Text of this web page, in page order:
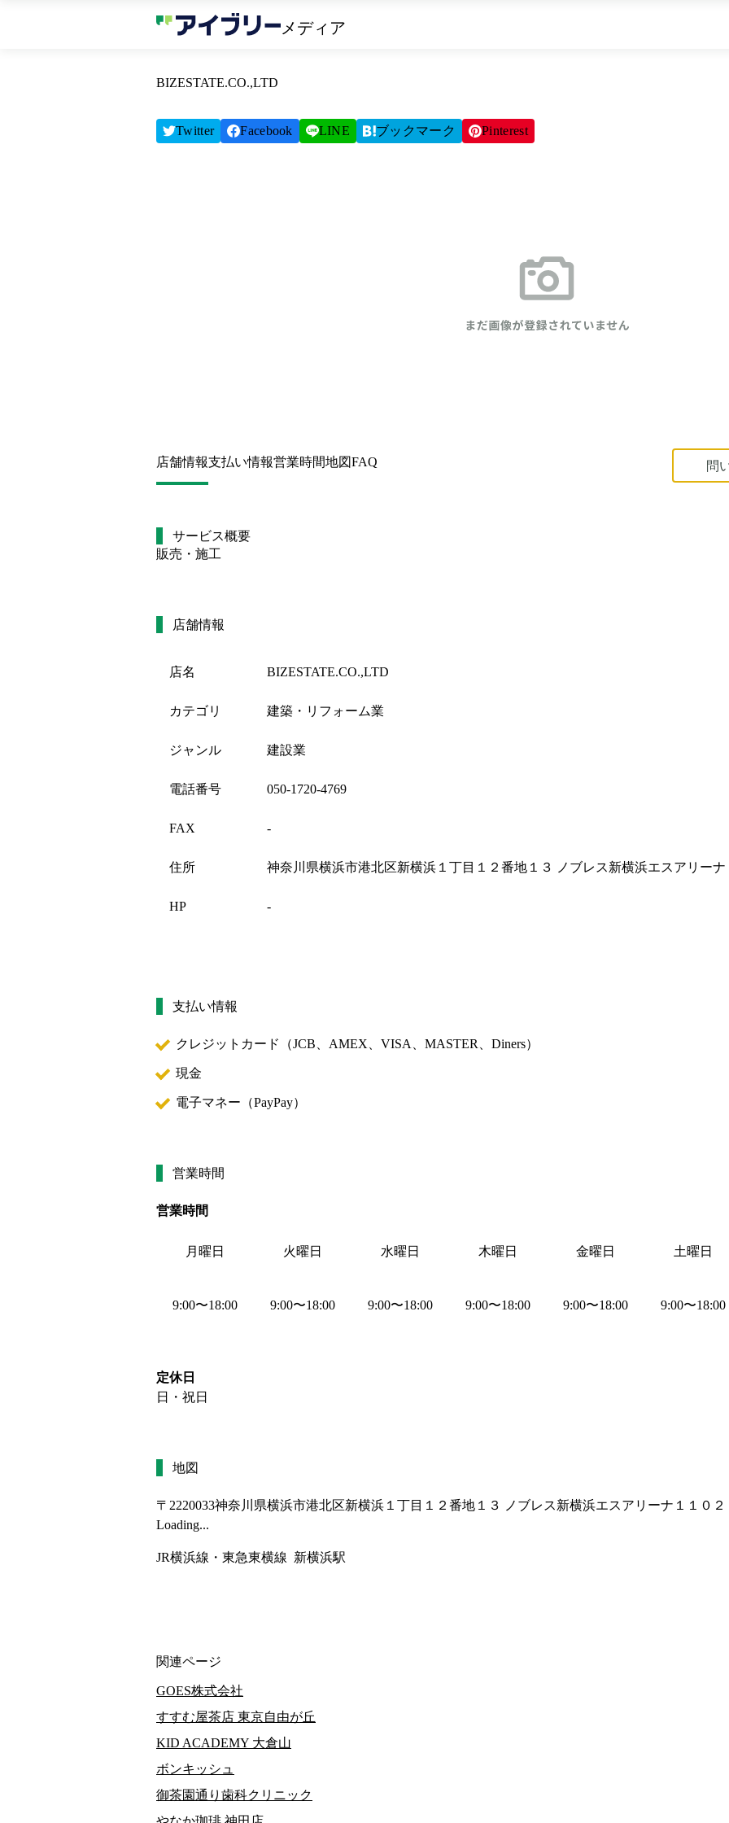
メディア
BIZESTATE.CO.,LTD
Twitter Facebook LINE ブックマーク Pinterest
店舗情報支払い情報営業時間地図FAQ 問
サービス概要
販売・施工
店舗情報
店名 BIZESTATE.CO.,LTD
カテゴリ 建築・リフォーム業
ジャンル 建設業
電話番号 050-1720-4769
FAX -
住所 神奈川県横浜市港北区新横浜１丁目１２番地１３ ノブレス新横浜エスアリー
HP -
支払い情報
クレジットカード（JCB、AMEX、VISA、MASTER、Diners）
現金
電子マネー（PayPay）
営業時間
営業時間
月曜日 火曜日 水曜日 木曜日 金曜日 土曜日
9:00〜18:00 9:00〜18:00 9:00〜18:00 9:00〜18:00 9:00〜18:00 9:00〜18:00
定休日
日・祝日
地図
〒2220033神奈川県横浜市港北区新横浜１丁目１２番地１３ ノブレス新横浜エスアリーナ１１０２
Loading...
JR横浜線・東急東横線  新横浜駅
関連ページ
GOES株式会社
すすむ屋茶店 東京自由が丘
KID ACADEMY 大倉山
ボンキッシュ
御茶園通り歯科クリニック